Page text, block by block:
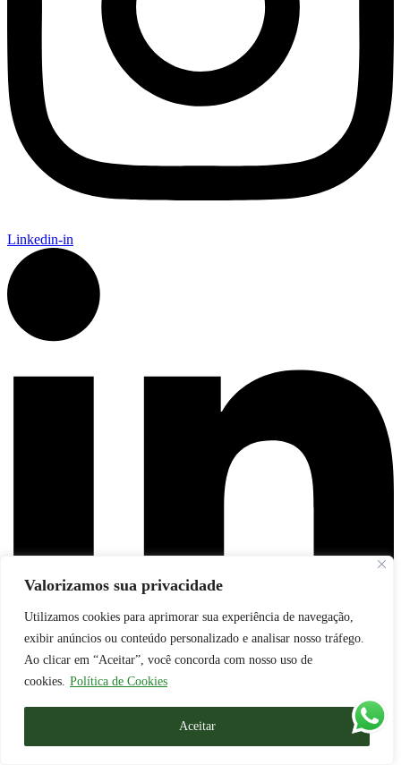
Valorizamos sua privacidade
Utilizamos cookies para aprimorar sua experiência de navegação,
exibir anúncios ou conteúdo personalizado e analisar nosso tráfego.
Ao clicar em “Aceitar”, você concorda com nosso uso de
cookies. Política de Cookies
Aceitar
Linkedin-in
><(((º> 17